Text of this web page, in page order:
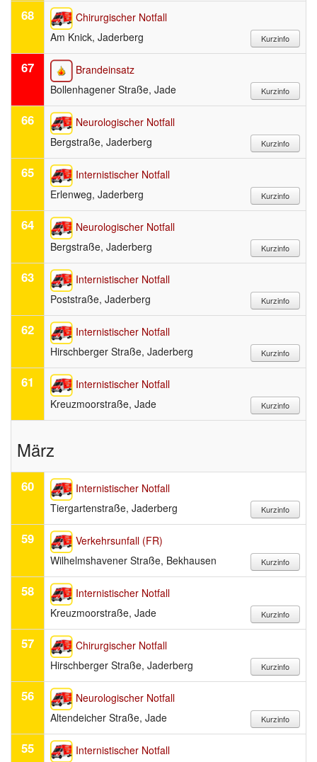
68
Chirurgischer Notfall
Am Knick, Jaderberg
67
Brandeinsatz
Bollenhagener Straße, Jade
66
Neurologischer Notfall
Bergstraße, Jaderberg
65
Internistischer Notfall
Erlenweg, Jaderberg
64
Neurologischer Notfall
Bergstraße, Jaderberg
63
Internistischer Notfall
Poststraße, Jaderberg
62
Internistischer Notfall
Hirschberger Straße, Jaderberg
61
Internistischer Notfall
Kreuzmoorstraße, Jade
März
60
Internistischer Notfall
Tiergartenstraße, Jaderberg
59
Verkehrsunfall (FR)
Wilhelmshavener Straße, Bekhausen
58
Internistischer Notfall
Kreuzmoorstraße, Jade
57
Chirurgischer Notfall
Hirschberger Straße, Jaderberg
56
Neurologischer Notfall
Altendeicher Straße, Jade
55
Internistischer Notfall